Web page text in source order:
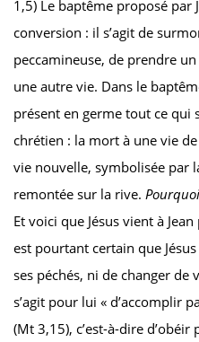
1,5) Le baptême proposé par
conversion : il s’agit de
peccamineuse, de prendre
une autre vie. Dans le
présent en germe tout ce qui
chrétien : la mort à une vie
vie nouvelle, symbolisée par
remontée sur la rive.
Et voici que Jésus vient à
est pourtant certain que
ses péchés, ni de changer
s’agit pour lui « d’accomplir
(Mt 3,15), c’est-à-dire